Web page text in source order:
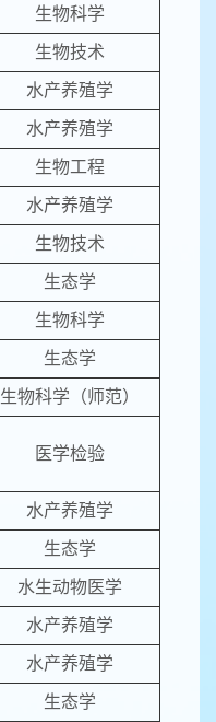
生物科学
生物技术
水产养殖学
水产养殖学
生物工程
水产养殖学
生物技术
生态学
生物科学
生态学
生物科学（师范）
医学检验
水产养殖学
生态学
水生动物医学
水产养殖学
水产养殖学
生态学